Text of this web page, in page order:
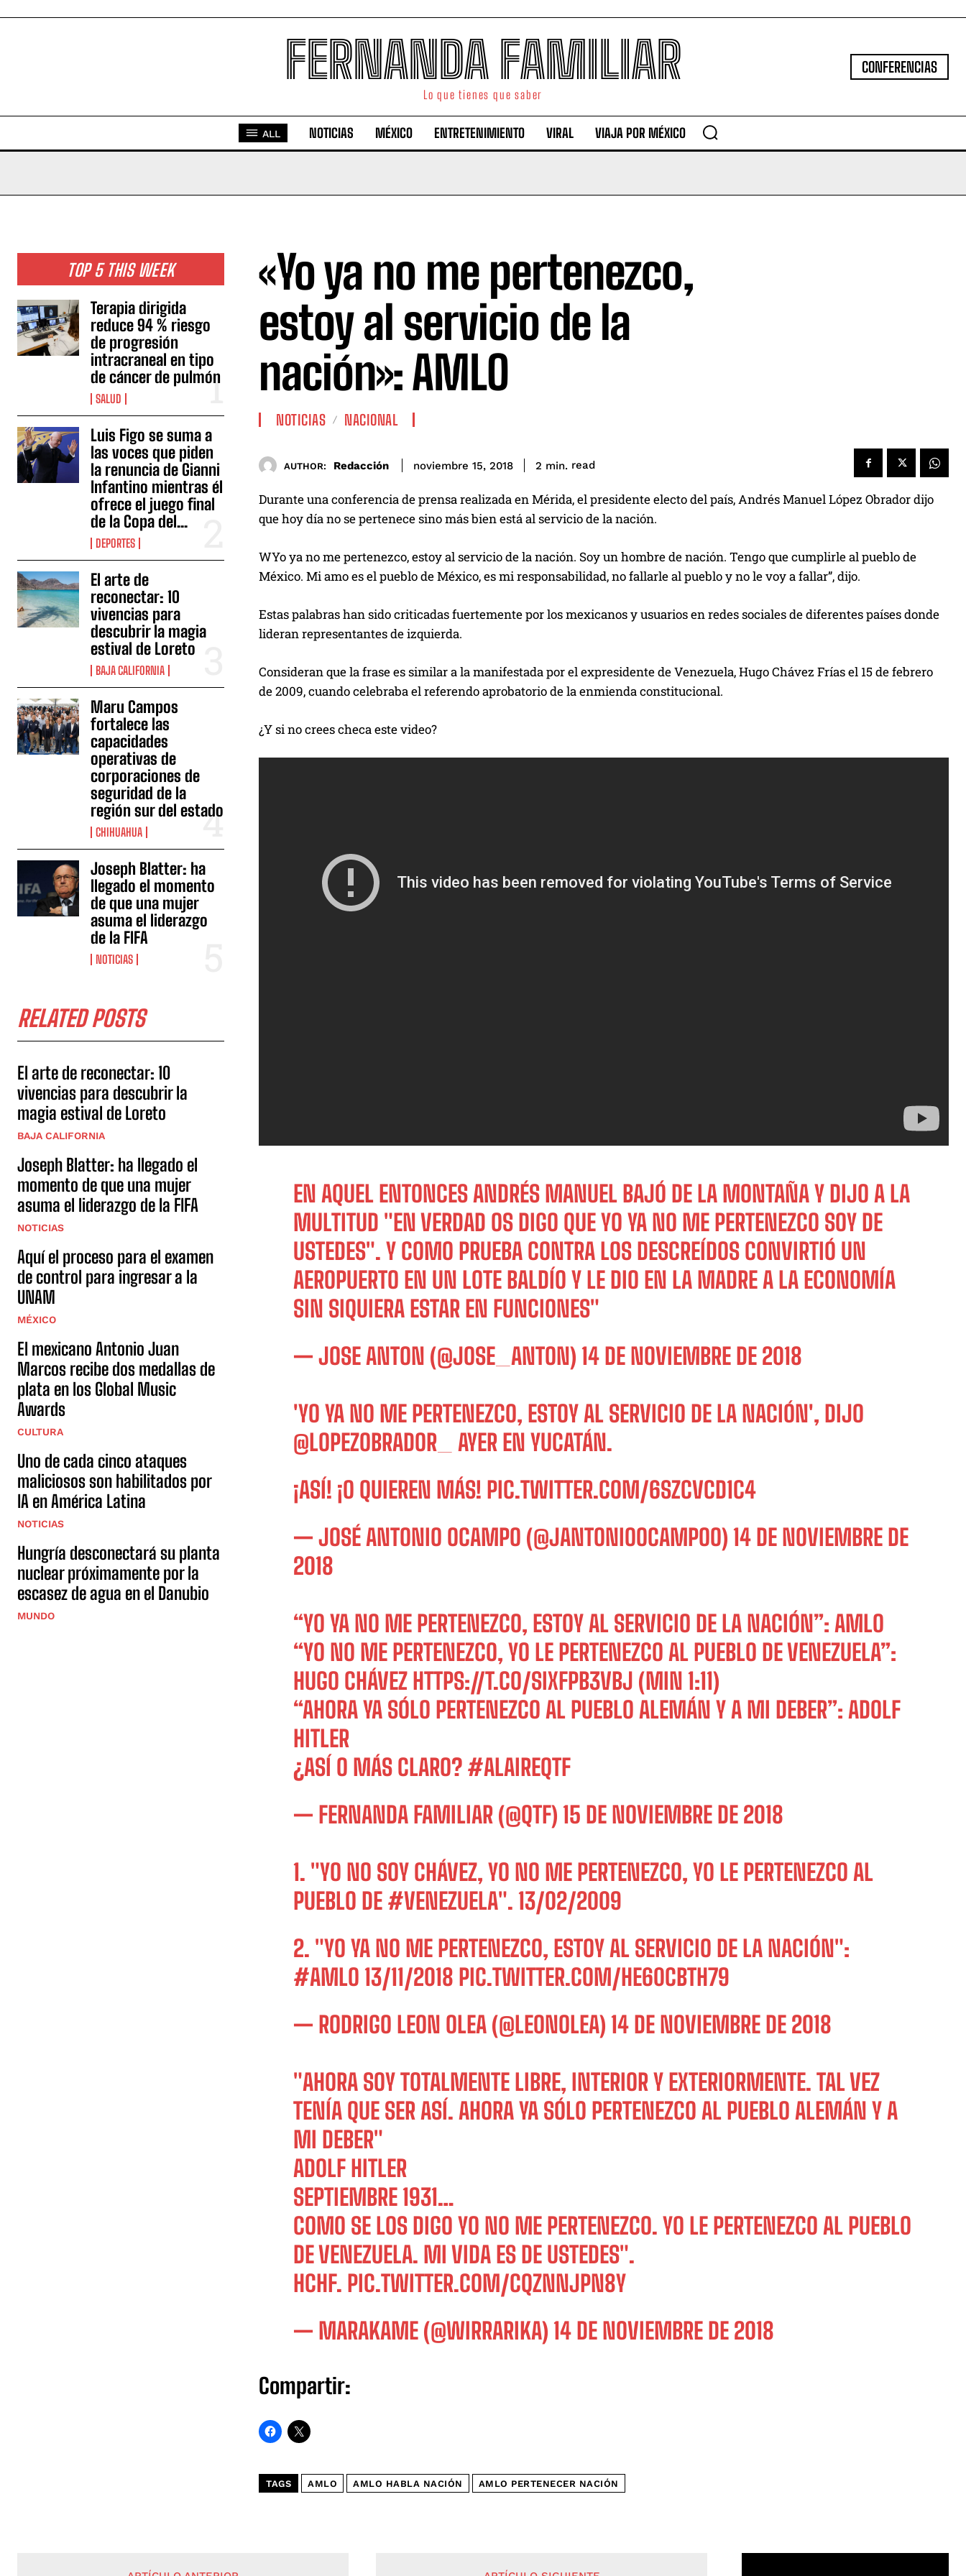
FERNANDA FAMILIAR
Lo que tienes que saber
CONFERENCIAS
ALL NOTICIAS MÉXICO ENTRETENIMIENTO VIRAL VIAJA POR MÉXICO
TOP 5 THIS WEEK
Terapia dirigida
reduce 94 % riesgo
de progresión
intracraneal en tipo
de cáncer de pulmón
SALUD
Luis Figo se suma a
las voces que piden
la renuncia de Gianni
Infantino mientras él
ofrece el juego final
de la Copa del...
DEPORTES
El arte de
reconectar: 10
vivencias para
descubrir la magia
estival de Loreto
BAJA CALIFORNIA
Maru Campos
fortalece las
capacidades
operativas de
corporaciones de
seguridad de la
región sur del estado
CHIHUAHUA
Joseph Blatter: ha
llegado el momento
de que una mujer
asuma el liderazgo
de la FIFA
NOTICIAS
RELATED POSTS
El arte de reconectar: 10
vivencias para descubrir la
magia estival de Loreto
BAJA CALIFORNIA
Joseph Blatter: ha llegado el
momento de que una mujer
asuma el liderazgo de la FIFA
NOTICIAS
Aquí el proceso para el examen
de control para ingresar a la
UNAM
MÉXICO
El mexicano Antonio Juan
Marcos recibe dos medallas de
plata en los Global Music
Awards
CULTURA
Uno de cada cinco ataques
maliciosos son habilitados por
IA en América Latina
NOTICIAS
Hungría desconectará su planta
nuclear próximamente por la
escasez de agua en el Danubio
MUNDO
«Yo ya no me pertenezco,
estoy al servicio de la
nación»: AMLO
NOTICIAS NACIONAL
AUTHOR: Redacción noviembre 15, 2018 2 min. read
Durante una conferencia de prensa realizada en Mérida, el presidente electo del país, Andrés Manuel López Obrador dijo
que hoy día no se pertenece sino más bien está al servicio de la nación.
WYo ya no me pertenezco, estoy al servicio de la nación. Soy un hombre de nación. Tengo que cumplirle al pueblo de
México. Mi amo es el pueblo de México, es mi responsabilidad, no fallarle al pueblo y no le voy a fallar”, dijo.
Estas palabras han sido criticadas fuertemente por los mexicanos y usuarios en redes sociales de diferentes países donde
lideran representantes de izquierda.
Consideran que la frase es similar a la manifestada por el expresidente de Venezuela, Hugo Chávez Frías el 15 de febrero
de 2009, cuando celebraba el referendo aprobatorio de la enmienda constitucional.
¿Y si no crees checa este video?
EN AQUEL ENTONCES ANDRÉS MANUEL BAJÓ DE LA MONTAÑA Y DIJO A LA
MULTITUD "EN VERDAD OS DIGO QUE YO YA NO ME PERTENEZCO SOY DE
USTEDES". Y COMO PRUEBA CONTRA LOS DESCREÍDOS CONVIRTIÓ UN
AEROPUERTO EN UN LOTE BALDÍO Y LE DIO EN LA MADRE A LA ECONOMÍA
SIN SIQUIERA ESTAR EN FUNCIONES"
— JOSE ANTON (@JOSE_ANTON) 14 DE NOVIEMBRE DE 2018
'YO YA NO ME PERTENEZCO, ESTOY AL SERVICIO DE LA NACIÓN', DIJO
@LOPEZOBRADOR_
AYER EN YUCATÁN.
¡ASÍ! ¡O QUIEREN MÁS! PIC.TWITTER.COM/6SZCVCD1C4
— JOSÉ ANTONIO OCAMPO (@JANTONIOOCAMPOO) 14 DE NOVIEMBRE DE
2018
“YO YA NO ME PERTENEZCO, ESTOY AL SERVICIO DE LA NACIÓN”: AMLO
“YO NO ME PERTENEZCO, YO LE PERTENEZCO AL PUEBLO DE VENEZUELA”:
HUGO CHÁVEZ HTTPS://T.CO/SIXFPB3VBJ (MIN 1:11)
“AHORA YA SÓLO PERTENEZCO AL PUEBLO ALEMÁN Y A MI DEBER”: ADOLF
HITLER
¿ASÍ O MÁS CLARO? #ALAIREQTF
— FERNANDA FAMILIAR (@QTF) 15 DE NOVIEMBRE DE 2018
1. "YO NO SOY CHÁVEZ, YO NO ME PERTENEZCO, YO LE PERTENEZCO AL
PUEBLO DE #VENEZUELA". 13/02/2009
2. "YO YA NO ME PERTENEZCO, ESTOY AL SERVICIO DE LA NACIÓN":
#AMLO 13/11/2018 PIC.TWITTER.COM/HE60CBTH79
— RODRIGO LEON OLEA (@LEONOLEA) 14 DE NOVIEMBRE DE 2018
"AHORA SOY TOTALMENTE LIBRE, INTERIOR Y EXTERIORMENTE. TAL VEZ
TENÍA QUE SER ASÍ. AHORA YA SÓLO PERTENEZCO AL PUEBLO ALEMÁN Y A
MI DEBER"
ADOLF HITLER
SEPTIEMBRE 1931…
COMO SE LOS DIGO YO NO ME PERTENEZCO. YO LE PERTENEZCO AL PUEBLO
DE VENEZUELA. MI VIDA ES DE USTEDES".
HCHF. PIC.TWITTER.COM/CQZNNJPN8Y
— MARAKAME (@WIRRARIKA) 14 DE NOVIEMBRE DE 2018
Compartir:
TAGS AMLO AMLO HABLA NACIÓN AMLO PERTENECER NACIÓN